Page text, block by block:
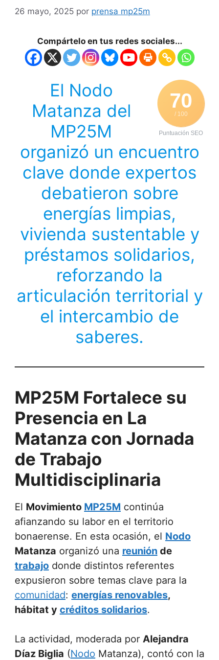
26 mayo, 2025 por prensa mp25m
Compártelo en tus redes sociales...
70
/ 100
Puntuación SEO
El Nodo
Matanza del
MP25M
organizó un encuentro
clave donde expertos
debatieron sobre
energías limpias,
vivienda sustentable y
préstamos solidarios,
reforzando la
articulación territorial y
el intercambio de
saberes.
MP25M Fortalece su
Presencia en La
Matanza con Jornada
de Trabajo
Multidisciplinaria
El Movimiento MP25M continúa
afianzando su labor en el territorio
bonaerense. En esta ocasión, el Nodo
Matanza organizó una reunión de
trabajo donde distintos referentes
expusieron sobre temas clave para la
comunidad: energías renovables,
hábitat y créditos solidarios.
La actividad, moderada por Alejandra
Díaz Biglia (Nodo Matanza), contó con la